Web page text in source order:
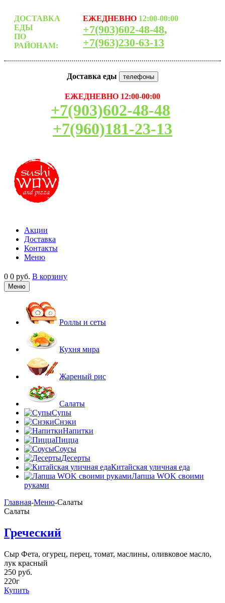
ДОСТАВКА
ЕДЫ
ПО
РАЙОНАМ:
ЕЖЕДНЕВНО 12:00-00:00
+7(903)602-48-48,
+7(963)230-63-13
Доставка еды телефоны
ЕЖЕДНЕВНО 12:00-00:00
+7(903)602-48-48
+7(960)181-23-13
Акции
Доставка
Контакты
Меню
0 0 руб. В корзину
Меню
Роллы и сеты
Кухня мира
Жареный рис
Салаты
Супы
Снэки
Напитки
Пицца
Соусы
Десерты
Китайская уличная еда
Лапша WOK своими
руками
Главная-Меню-Салаты
Салаты
Греческий
Сыр Фета, огурец, перец, томат, маслины, оливковое масло,
лук красный
250 руб.
220г
Купить